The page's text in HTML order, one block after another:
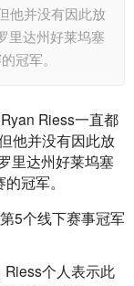
他并没有因此放
里达州好莱坞塞
冠军。
Riess一直都
他并没有因此放
里达州好莱坞塞
冠军。
个人表示此